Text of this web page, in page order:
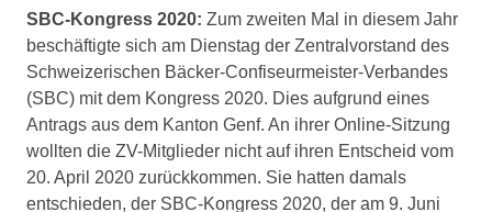
SBC-Kongress 2020: Zum zweiten Mal in diesem Jahr
beschäftigte sich am Dienstag der Zentralvorstand des
Schweizerischen Bäcker-Confiseurmeister-Verbandes
(SBC) mit dem Kongress 2020. Dies aufgrund eines
Antrags aus dem Kanton Genf. An ihrer Online-Sitzung
wollten die ZV-Mitglieder nicht auf ihren Entscheid vom
20. April 2020 zurückkommen. Sie hatten damals
entschieden, der SBC-Kongress 2020, der am 9. Juni